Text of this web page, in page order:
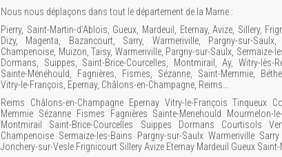
Nous nous déplaçons dans tout le département de la Marne :
Pierry, Saint-Martin-d’Ablois, Gueux, Mardeuil, Eternay, Avize, Sillery,
Dizy, Magenta, Bazancourt, Sarry, Warmeriville, Pargny-sur-Saulx,
Champenoise, Muizon, Taisy, Warmeriville, Pargny-sur-Saulx, Sermaize-
Dormans, Suippes, Saint-Brice-Courcelles, Montmirail, Ay, Witry-lès-
Sainte-Ménéhould, Fagnières, Fismes, Sézanne, Saint-Memmie,
Vitry-le-François, Epernay, Châlons-en-Champagne, Reims…
Reims Châlons-en-Champagne Epernay Vitry-le-François Tinqueux
Memmie Sézanne Fismes Fagnières Sainte-Menehould Mourmelon-
Montmirail Saint-Brice-Courcelles Suippes Dormans Courtisols
Champenoise Sermaize-les-Bains Pargny-sur-Saulx Warmeriville
Jonchery-sur-Vesle Frignicourt Sillery Avize Eternay Mardeuil Gueux Saint-